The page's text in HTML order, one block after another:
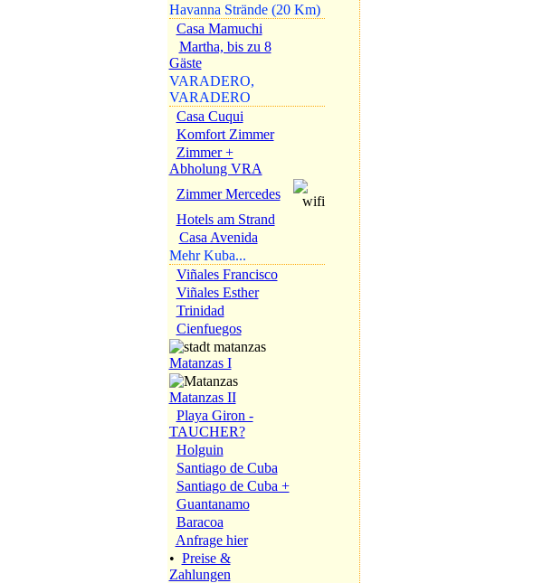
Havanna Strände (20 Km)
Casa Mamuchi
Martha, bis zu 8
Gäste
VARADERO,
VARADERO
Casa Cuqui
Komfort Zimmer
Zimmer +
Abholung VRA
Zimmer Mercedes
Hotels am Strand
Casa Avenida
Mehr Kuba...
Viñales Francisco
Viñales Esther
Trinidad
Cienfuegos
Matanzas I
Matanzas II
Playa Giron -
TAUCHER?
Holguin
Santiago de Cuba
Santiago de Cuba +
Guantanamo
Baracoa
Anfrage hier
• Preise &
Zahlungen